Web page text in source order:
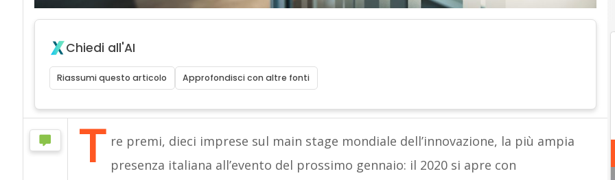
Chiedi all'AI
Riassumi questo articolo Approfondisci con altre fonti
T re premi, dieci imprese sul main stage mondiale dell’innovazione, la più ampia
presenza italiana all’evento del prossimo gennaio: il 2020 si apre con